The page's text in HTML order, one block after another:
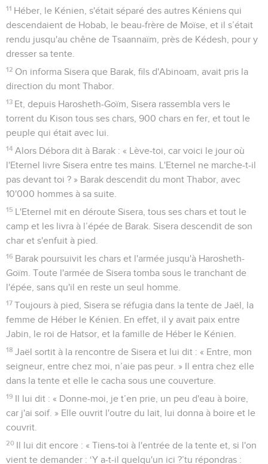
11 Héber, le Kénien, s'était séparé des autres Kéniens qui
descendaient de Hobab, le beau-frère de Moïse, et il s’était
rendu jusqu'au chêne de Tsaannaïm, près de Kédesh, pour y
dresser sa tente.
12 On informa Sisera que Barak, fils d'Abinoam, avait pris la
direction du mont Thabor.
13 Et, depuis Harosheth-Goïm, Sisera rassembla vers le
torrent du Kison tous ses chars, 900 chars en fer, et tout le
peuple qui était avec lui.
14 Alors Débora dit à Barak : « Lève-toi, car voici le jour où
l'Eternel livre Sisera entre tes mains. L'Eternel ne marche-t-il
pas devant toi ? » Barak descendit du mont Thabor, avec
10'000 hommes à sa suite.
15
L'Eternel mit en déroute Sisera, tous ses chars et tout le
camp et les livra à l’épée de Barak. Sisera descendit de son
char et s'enfuit à pied.
16 Barak poursuivit les chars et l'armée jusqu'à Harosheth-
Goïm. Toute l'armée de Sisera tomba sous le tranchant de
l'épée, sans qu'il en reste un seul homme.
17 Toujours à pied, Sisera se réfugia dans la tente de Jaël, la
femme de Héber le Kénien. En effet, il y avait paix entre
Jabin, le roi de Hatsor, et la famille de Héber le Kénien.
18 Jaël sortit à la rencontre de Sisera et lui dit : « Entre, mon
seigneur, entre chez moi, n’aie pas peur. » Il entra chez elle
dans la tente et elle le cacha sous une couverture.
19
Il lui dit : « Donne-moi, je t’en prie, un peu d'eau à boire,
car j'ai soif. » Elle ouvrit l'outre du lait, lui donna à boire et le
couvrit.
20
Il lui dit encore : « Tiens-toi à l'entrée de la tente et, si l'on
vient te demander : ‘Y a-t-il quelqu'un ici ?’tu répondras :